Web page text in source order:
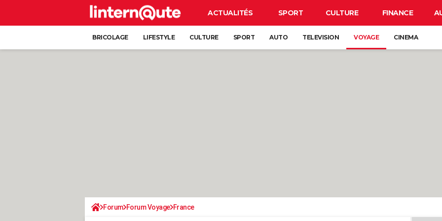
ACTUALITÉS SPORT CULTURE FINANCE
BRICOLAGE LIFESTYLE CULTURE SPORT AUTO TELEVISION VOYAGE CINEMA
Forum Forum Voyage France